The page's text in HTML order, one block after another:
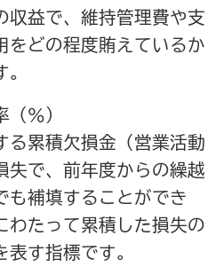
収益で、維持管理費や支
をどの程度賄えているか
（％）
る累積欠損金（営業活動
失で、前年度からの繰越
も補填することができ
わたって累積した損失の
表す指標です。